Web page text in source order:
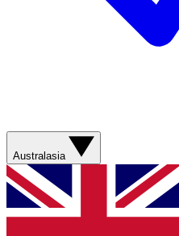
Australasia